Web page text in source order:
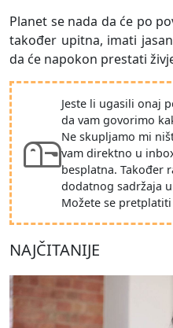
Planet se nada da će po
također upitna, imati
da će napokon prestati
Jeste li ugasili onaj
da vam govorimo
Ne skupljamo mi
vam direktno u
besplatna. Također
dodatnog sadržaja
Možete se
NAJČITANIJE